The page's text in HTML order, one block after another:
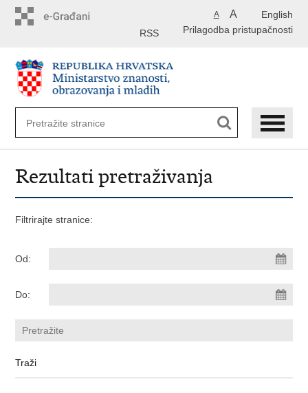
English
A A
Prilagodba pristupačnosti
RSS
Rezultati pretraživanja
Filtrirajte stranice:
Od:
Do: